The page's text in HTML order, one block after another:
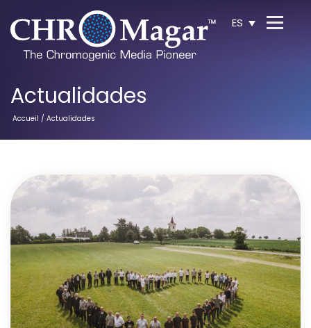
ES
Actualidades
Accueil / Actualidades